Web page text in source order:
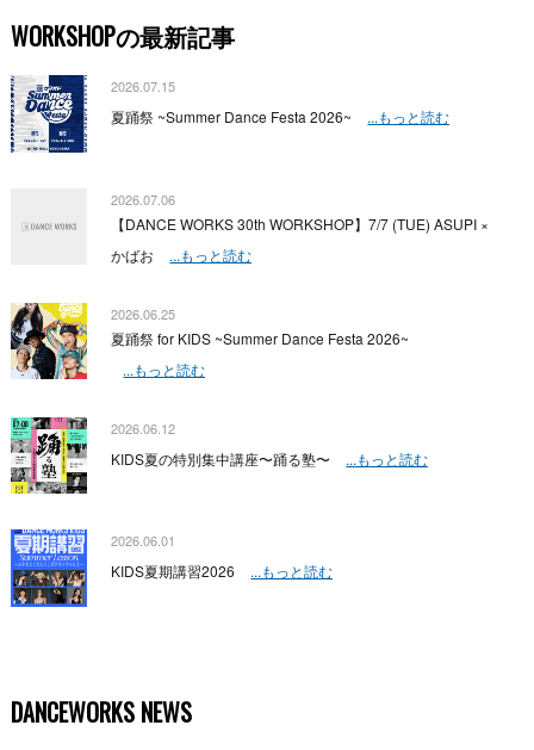
WORKSHOPの最新記事
2026.07.15
夏踊祭 ~Summer Dance Festa 2026~ ...もっと読む
2026.07.06
【DANCE WORKS 30th WORKSHOP】7/7 (TUE) ASUPI ×
かばお
...もっと読む
2026.06.25
夏踊祭 for KIDS ~Summer Dance Festa 2026~
...もっと読む
2026.06.12
KIDS夏の特別集中講座〜踊る塾〜 ...もっと読む
2026.06.01
KIDS夏期講習2026 ...もっと読む
DANCEWORKS NEWS